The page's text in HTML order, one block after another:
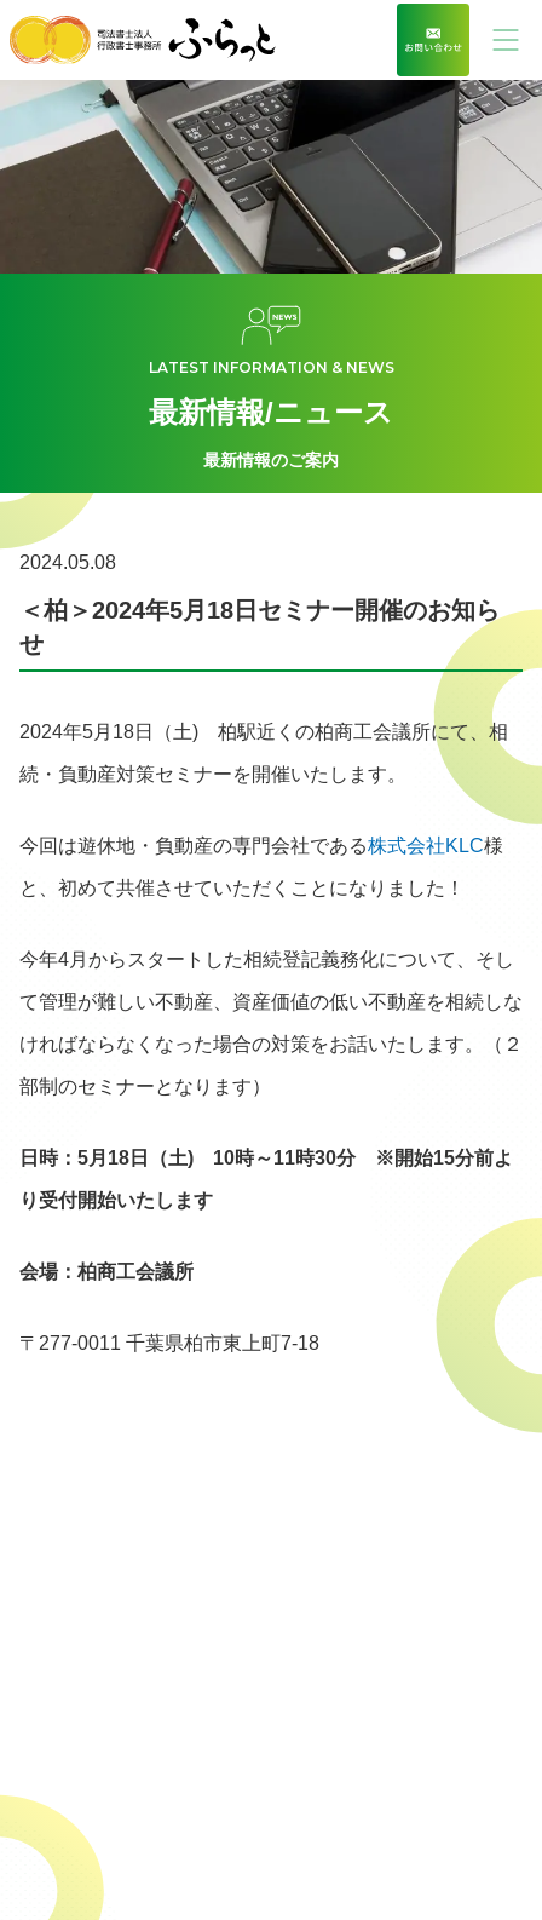
LATEST INFORMATION & NEWS
最新情報/ニュース
最新情報のご案内
2024.05.08
＜柏＞2024年5月18日セミナー開催のお知ら
せ
2024年5月18日（土) 柏駅近くの柏商工会議所にて、相
続・負動産対策セミナーを開催いたします。
今回は遊休地・負動産の専門会社である株式会社KLC様
と、初めて共催させていただくことになりました！
今年4月からスタートした相続登記義務化について、そし
て管理が難しい不動産、資産価値の低い不動産を相続しな
ければならなくなった場合の対策をお話いたします。（２
部制のセミナーとなります）
日時：5月18日（土) 10時～11時30分 ※開始15分前よ
り受付開始いたします
会場：柏商工会議所
〒277-0011 千葉県柏市東上町7-18